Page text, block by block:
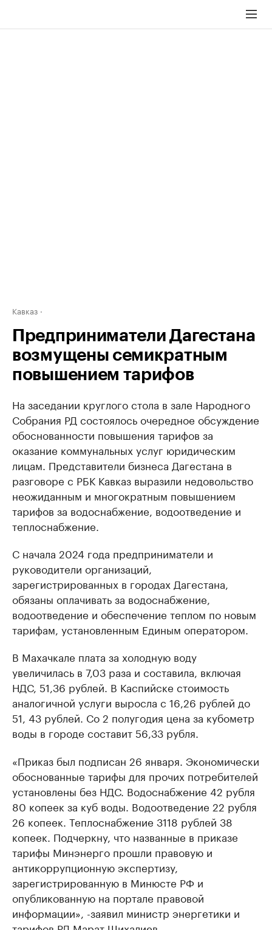
Кавказ
Предприниматели Дагестана
возмущены семикратным
повышением тарифов
На заседании круглого стола в зале Народного
Собрания РД состоялось очередное обсуждение
обоснованности повышения тарифов за
оказание коммунальных услуг юридическим
лицам. Представители бизнеса Дагестана в
разговоре с РБК Кавказ выразили недовольство
неожиданным и многократным повышением
тарифов за водоснабжение, водоотведение и
теплоснабжение.
С начала 2024 года предприниматели и
руководители организаций,
зарегистрированных в городах Дагестана,
обязаны оплачивать за водоснабжение,
водоотведение и обеспечение теплом по новым
тарифам, установленным Единым оператором.
В Махачкале плата за холодную воду
увеличилась в 7,03 раза и составила, включая
НДС, 51,36 рублей. В Каспийске стоимость
аналогичной услуги выросла с 16,26 рублей до
51, 43 рублей. Со 2 полугодия цена за кубометр
воды в городе составит 56,33 рубля.
«Приказ был подписан 26 января. Экономически
обоснованные тарифы для прочих потребителей
установлены без НДС. Водоснабжение 42 рубля
80 копеек за куб воды. Водоотведение 22 рубля
26 копеек. Теплоснабжение 3118 рублей 38
копеек. Подчеркну, что названные в приказе
тарифы Минэнерго прошли правовую и
антикоррупционную экспертизу,
зарегистрированную в Минюсте РФ и
опубликованную на портале правовой
информации», -заявил министр энергетики и